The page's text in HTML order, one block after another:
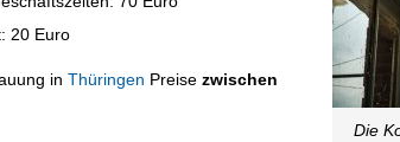
Die
20 Euro
in Thüringen Preise zwischen